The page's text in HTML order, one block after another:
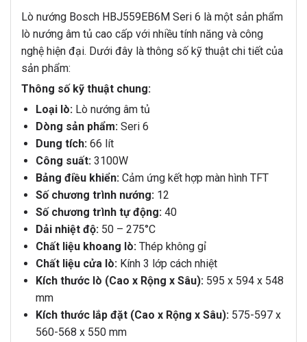
Lò nướng Bosch HBJ559EB6M Seri 6 là một sản phẩm
lò nướng âm tủ cao cấp với nhiều tính năng và công
nghệ hiện đại. Dưới đây là thông số kỹ thuật chi tiết của
sản phẩm:
Thông số kỹ thuật chung:
Loại lò:Lò nướng âm tủ
Dòng sản phẩm:Seri 6
Dung tích:66 lít
Công suất:3100W
Bảng điều khiển:Cảm ứng kết hợp màn hình TFT
Số chương trình nướng:12
Số chương trình tự động:40
Dải nhiệt độ:50 – 275°C
Chất liệu khoang lò:Thép không gỉ
Chất liệu cửa lò:Kính 3 lớp cách nhiệt
Kích thước lò (Cao x Rộng x Sâu):595 x 594 x 548
mm
Kích thước lắp đặt (Cao x Rộng x Sâu):575-597 x
560-568 x 550 mm